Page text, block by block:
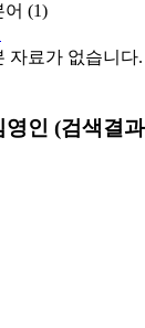
어 (1)
자료가 없습니다.
영인 (검색결